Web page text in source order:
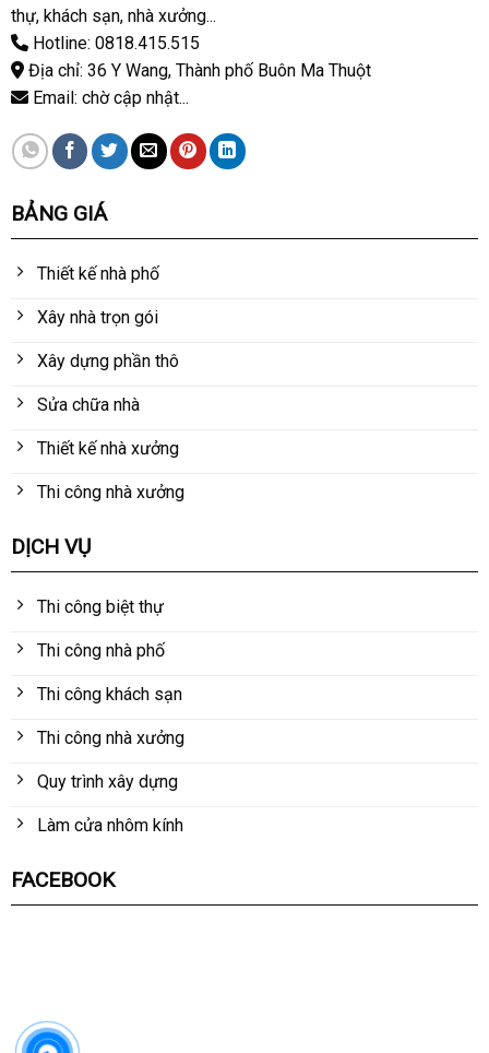
thự, khách sạn, nhà xưởng...
Hotline: 0818.415.515
Địa chỉ: 36 Y Wang, Thành phố Buôn Ma Thuột
Email: chờ cập nhật...
BẢNG GIÁ
Thiết kế nhà phố
Xây nhà trọn gói
Xây dựng phần thô
Sửa chữa nhà
Thiết kế nhà xưởng
Thi công nhà xưởng
DỊCH VỤ
Thi công biệt thự
Thi công nhà phố
Thi công khách sạn
Thi công nhà xưởng
Quy trình xây dựng
Làm cửa nhôm kính
FACEBOOK